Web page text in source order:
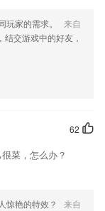
子在家就可以操作,
讲解，便于用户更好
程购买记录；
了的题目
玩家的需求。
来自
交游戏中的好友，
62
菜，怎么办？
惊艳的特效？
来自